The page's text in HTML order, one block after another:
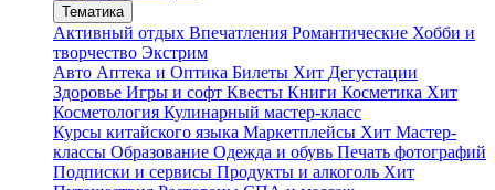
Тематика
Активный отдых Впечатления Романтические Хобби и
творчество Экстрим
Авто Аптека и Оптика Билеты Хит Дегустации
Здоровье Игры и софт Квесты Книги Косметика Хит
Косметология Кулинарный мастер-класс
Курсы китайского языка Маркетплейсы Хит Мастер-
классы Образование Одежда и обувь Печать фотографий
Подписки и сервисы Продукты и алкоголь Хит